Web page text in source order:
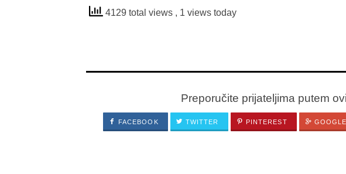
4129 total views , 1 views today
Preporučite prijateljima putem
FACEBOOK TWITTER PINTEREST